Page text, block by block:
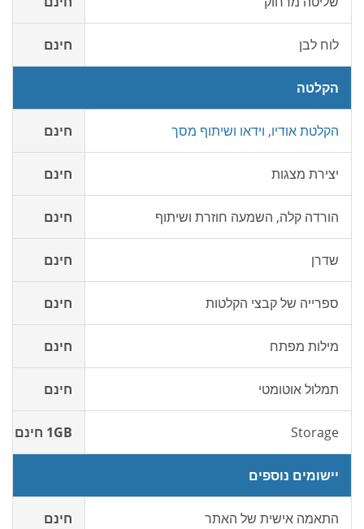
לוח לבן חינם
הקלטה
הקלטת אודיו, וידאו ושיתוף מסך חינם
יצירת מצגות חינם
הורדה קלה, השמעה חוזרת ושיתוף חינם
שדרן חינם
ספרייה של קבצי הקלטות חינם
מילות מפתח חינם
תמלול אוטומטי חינם
Storage 1GB חינם
יישומים נוספים
התאמה אישית של האתר חינם